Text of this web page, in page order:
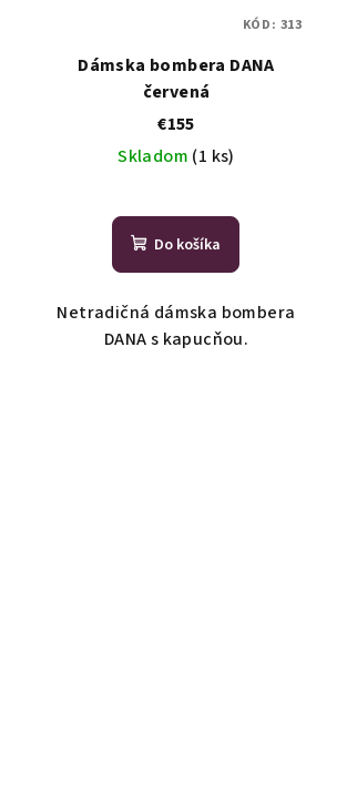
Dámska bombera DANA
červená
€155
Skladom (1 ks)
Do košíka
Netradičná dámska bombera
DANA s kapucňou.
KÓD: 313